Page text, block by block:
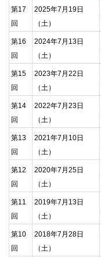
第17
回
2025年7月19日
（土）
第16
回
2024年7月13日
（土）
第15
回
2023年7月22日
（土）
第14
回
2022年7月23日
（土）
第13
回
2021年7月10日
（土）
第12
回
2020年7月25日
（土）
第11
回
2019年7月13日
（土）
第10
回
2018年7月28日
（土）